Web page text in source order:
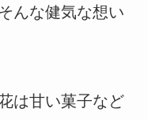
んな健気な想い
は甘い菓子など